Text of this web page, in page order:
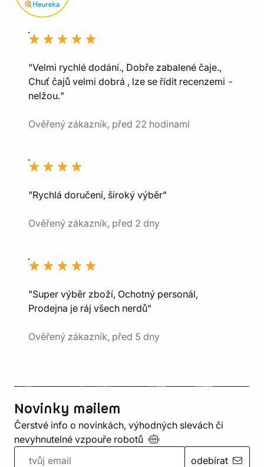
"Velmi rychlé dodání., Dobře zabalené čaje.,
Chuť čajů velmi dobrá , lze se řídit recenzemi -
nelžou."
Ověřený zákazník, před 22 hodinami
"Rychlá doručení, široký výběr"
Ověřený zákazník, před 2 dny
"Super výběr zboží, Ochotný personál,
Prodejna je ráj všech nerdů"
Ověřený zákazník, před 5 dny
Novinky mailem
Čerstvé info o novinkách, výhodných slevách či
nevyhnutelné vzpouře robotů
odebírat